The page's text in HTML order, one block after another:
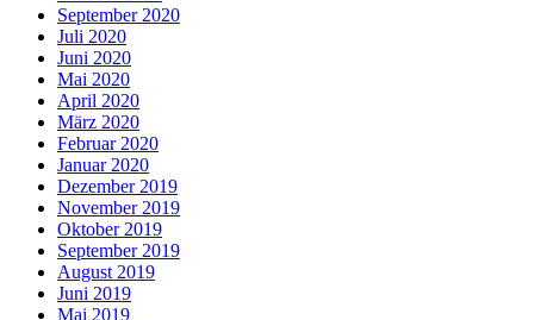
September 2020
Juli 2020
Juni 2020
Mai 2020
April 2020
März 2020
Februar 2020
Januar 2020
Dezember 2019
November 2019
Oktober 2019
September 2019
August 2019
Juni 2019
Mai 2019